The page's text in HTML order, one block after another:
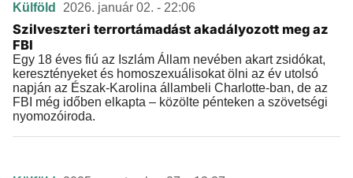
Külföld 2026. január 02. - 22:06
Szilveszteri terrortámadást akadályozott meg az
FBI
Egy 18 éves fiú az Iszlám Állam nevében akart zsidókat,
keresztényeket és homoszexuálisokat ölni az év utolsó
napján az Észak-Karolina állambeli Charlotte-ban, de az
FBI még időben elkapta – közölte pénteken a szövetségi
nyomozóiroda.